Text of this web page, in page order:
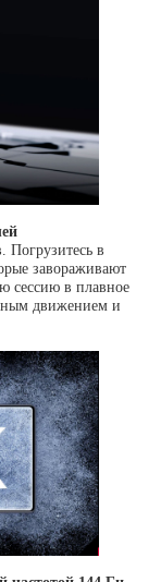
Погрузитесь в
завораживают
сессию в плавное
движением и